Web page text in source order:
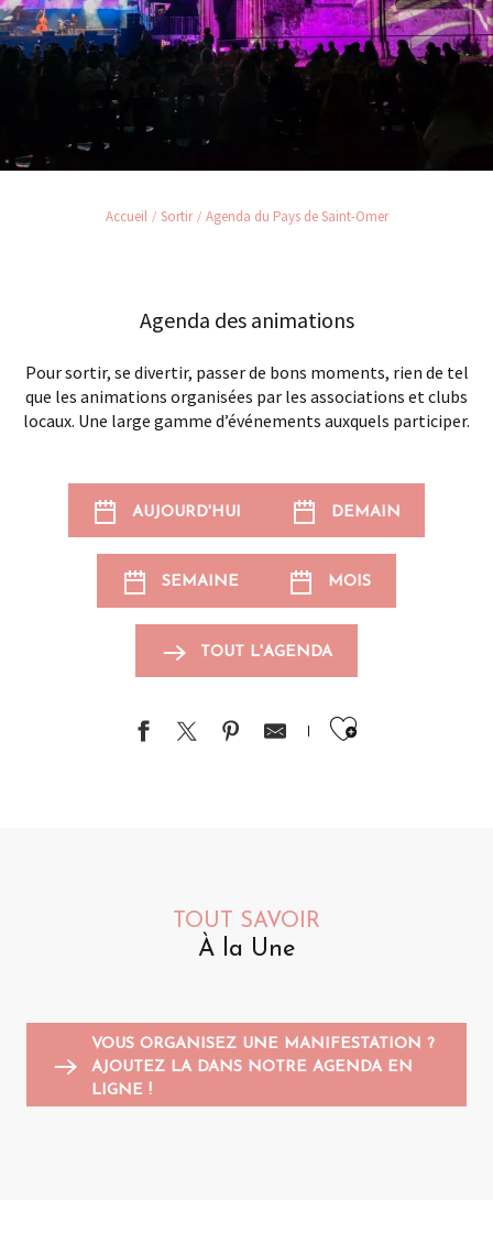
Accueil Sortir Agenda du Pays de Saint-Omer
Agenda des animations
Pour sortir, se divertir, passer de bons moments, rien de tel
que les animations organisées par les associations et clubs
locaux. Une large gamme d’événements auxquels participer.
AUJOURD'HUI DEMAIN
SEMAINE MOIS
TOUT L'AGENDA
Ajouter
TOUT SAVOIR
À la Une
VOUS ORGANISEZ UNE MANIFESTATION ?
AJOUTEZ LA DANS NOTRE AGENDA EN
LIGNE !